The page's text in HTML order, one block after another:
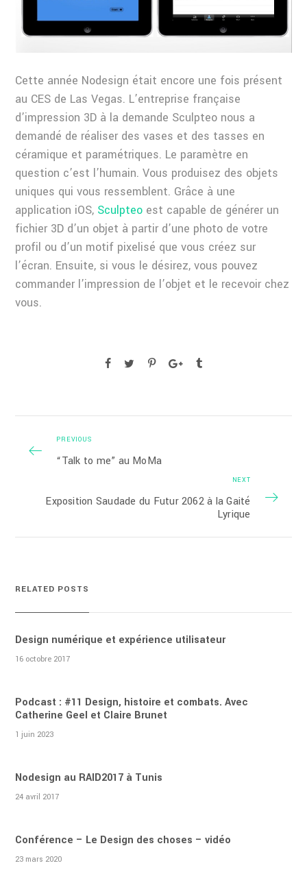
Cette année Nodesign était encore une fois présent
au CES de Las Vegas. L’entreprise française
d’impression 3D à la demande Sculpteo nous a
demandé de réaliser des vases et des tasses en
céramique et paramétriques. Le paramètre en
question c’est l’humain. Vous produisez des objets
uniques qui vous ressemblent. Grâce à une
application iOS, Sculpteo est capable de générer un
fichier 3D d’un objet à partir d’une photo de votre
profil ou d’un motif pixelisé que vous créez sur
l’écran. Ensuite, si vous le désirez, vous pouvez
commander l’impression de l’objet et le recevoir chez
vous.
PREVIOUS
“Talk to me” au MoMa
NEXT
Exposition Saudade du Futur 2062 à la Gaité
Lyrique
RELATED POSTS
Design numérique et expérience utilisateur
16 octobre 2017
Podcast : #11 Design, histoire et combats. Avec
Catherine Geel et Claire Brunet
1 juin 2023
Nodesign au RAID2017 à Tunis
24 avril 2017
Conférence – Le Design des choses – vidéo
23 mars 2020